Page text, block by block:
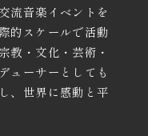
流音楽イベントを
的スケールで活動
教・文化・芸術・
ューサーとしても
、世界に感動と平